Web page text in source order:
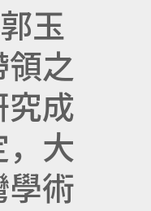
玉
之
成
大
術